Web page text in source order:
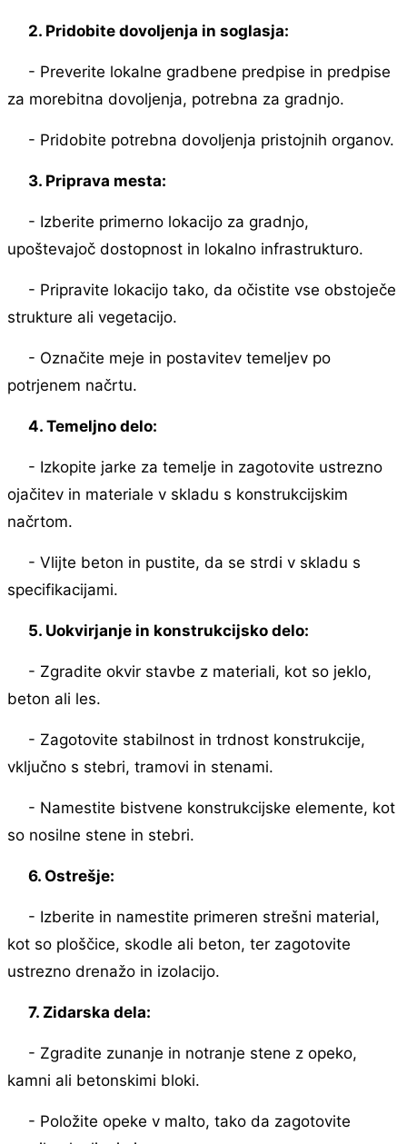
2. Pridobite dovoljenja in soglasja:
- Preverite lokalne gradbene predpise in predpise
za morebitna dovoljenja, potrebna za gradnjo.
- Pridobite potrebna dovoljenja pristojnih organov.
3. Priprava mesta:
- Izberite primerno lokacijo za gradnjo,
upoštevajoč dostopnost in lokalno infrastrukturo.
- Pripravite lokacijo tako, da očistite vse obstoječe
strukture ali vegetacijo.
- Označite meje in postavitev temeljev po
potrjenem načrtu.
4. Temeljno delo:
- Izkopite jarke za temelje in zagotovite ustrezno
ojačitev in materiale v skladu s konstrukcijskim
načrtom.
- Vlijte beton in pustite, da se strdi v skladu s
specifikacijami.
5. Uokvirjanje in konstrukcijsko delo:
- Zgradite okvir stavbe z materiali, kot so jeklo,
beton ali les.
- Zagotovite stabilnost in trdnost konstrukcije,
vključno s stebri, tramovi in ​​stenami.
- Namestite bistvene konstrukcijske elemente, kot
so nosilne stene in stebri.
6. Ostrešje:
- Izberite in namestite primeren strešni material,
kot so ploščice, skodle ali beton, ter zagotovite
ustrezno drenažo in izolacijo.
7. Zidarska dela:
- Zgradite zunanje in notranje stene z opeko,
kamni ali betonskimi bloki.
- Položite opeke v malto, tako da zagotovite